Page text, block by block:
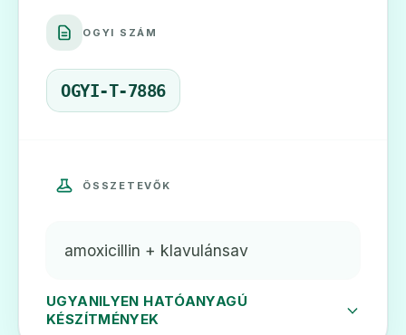
injekcióhoz
💊
Aktil 500 mg/125 mg filmtabletta
OGYI SZÁM
OGYI-T-7886
ÖSSZETEVŐK
amoxicillin + klavulánsav
UGYANILYEN HATÓANYAGÚ
KÉSZÍTMÉNYEK